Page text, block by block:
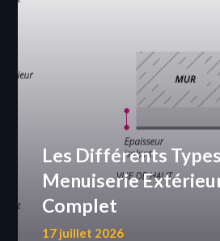
Les Différents
Menuiserie
Complet
17 juillet 2026